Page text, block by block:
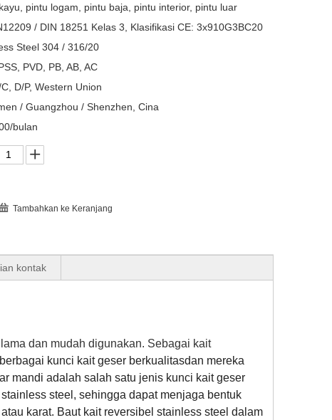
pintu logam, pintu baja, pintu interior, pintu luar
/ DIN 18251 Kelas 3, Klasifikasi CE: 3x910G3BC20
Steel 304 / 316/20
PVD, PB, AB, AC
D/P, Western Union
/ Guangzhou / Shenzhen, Cina
bulan
Tambahkan ke Keranjang
kontak
dan mudah digunakan. Sebagai kait
kunci kait geser berkualitasdan mereka
mandi adalah salah satu jenis kunci kait geser
steel, sehingga dapat menjaga bentuk
karat. Baut kait reversibel stainless steel dalam